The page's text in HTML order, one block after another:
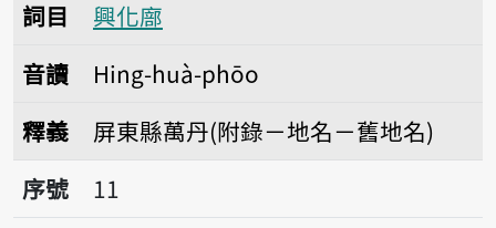
詞目
興化廍
音讀
Hing-huà-phōo
釋義
屏東縣萬丹(附錄－地名－舊地名)
序號11興南
序號
11